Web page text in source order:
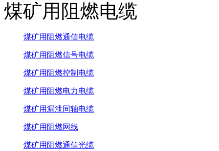
煤矿用阻燃电缆
煤矿用阻燃通信电缆
煤矿用阻燃信号电缆
煤矿用阻燃控制电缆
煤矿用阻燃电力电缆
煤矿用漏泄同轴电缆
煤矿用阻燃网线
煤矿用阻燃通信光缆